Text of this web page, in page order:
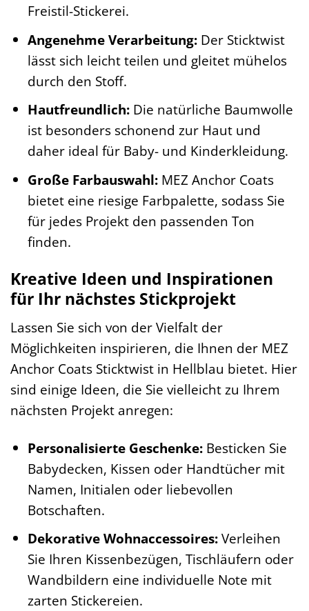
Freistil-Stickerei.
Angenehme Verarbeitung:Der Sticktwist
lässt sich leicht teilen und gleitet mühelos
durch den Stoff.
Hautfreundlich:Die natürliche Baumwolle
ist besonders schonend zur Haut und
daher ideal für Baby- und Kinderkleidung.
Große Farbauswahl:MEZ Anchor Coats
bietet eine riesige Farbpalette, sodass Sie
für jedes Projekt den passenden Ton
finden.
Kreative Ideen und Inspirationen
für Ihr nächstes Stickprojekt
Lassen Sie sich von der Vielfalt der
Möglichkeiten inspirieren, die Ihnen der MEZ
Anchor Coats Sticktwist in Hellblau bietet. Hier
sind einige Ideen, die Sie vielleicht zu Ihrem
nächsten Projekt anregen:
Personalisierte Geschenke:Besticken Sie
Babydecken, Kissen oder Handtücher mit
Namen, Initialen oder liebevollen
Botschaften.
Dekorative Wohnaccessoires:Verleihen
Sie Ihren Kissenbezügen, Tischläufern oder
Wandbildern eine individuelle Note mit
zarten Stickereien.